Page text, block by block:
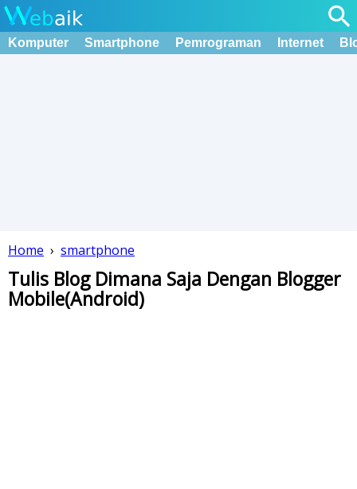
Komputer Smartphone Pemrograman Internet
Home › smartphone
Tulis Blog Dimana Saja Dengan Blogger
Mobile(Android)